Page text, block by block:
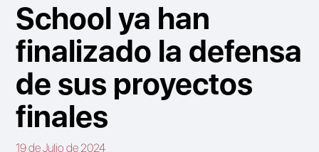
School ya han
finalizado la defensa
de sus proyectos
finales
19 de Julio de 2024